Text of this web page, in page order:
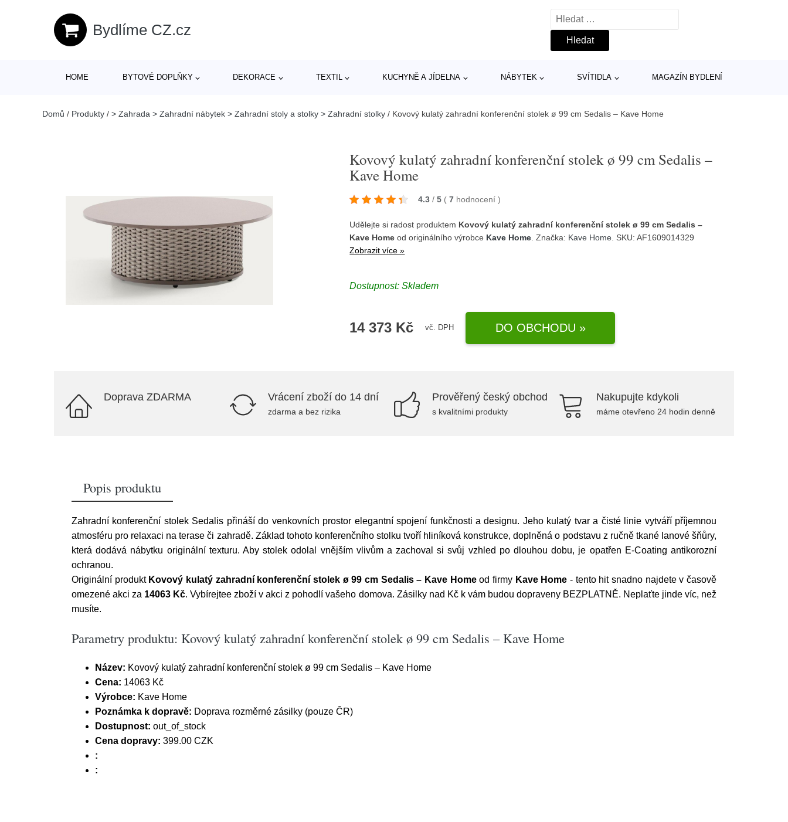
Bydlíme CZ.cz
Vyhledávání
HOME BYTOVÉ DOPLŇKY DEKORACE TEXTIL KUCHYNĚ A JÍDELNA NÁBYTEK SVÍTIDLA MAGAZÍN BYDLENÍ
Domů / Produkty / > Zahrada > Zahradní nábytek > Zahradní stoly a stolky > Zahradní stolky / Kovový kulatý zahradní konferenční stolek ø 99 cm Sedalis – Kave Home
Kovový kulatý zahradní konferenční stolek ø 99 cm Sedalis –
Kave Home
4.3 / 5 ( 7 hodnocení)
Udělejte si radost produktem Kovový kulatý zahradní konferenční stolek ø 99 cm Sedalis –
Kave Home od originálního výrobce Kave Home . Značka: Kave Home . SKU: AF1609014329
Zobrazit více »
Dostupnost:Skladem
14 373 Kč vč. DPH DO OBCHODU »
Doprava ZDARMA Vrácení zboží do 14 dní
zdarma a bez rizika
Prověřený český obchod
s kvalitními produkty
Nakupujte kdykoli
máme otevřeno 24 hodin denně
Popis produktu
Zahradní konferenční stolek Sedalis přináší do venkovních prostor elegantní spojení funkčnosti a designu. Jeho kulatý tvar a čisté linie vytváří příjemnou
atmosféru pro relaxaci na terase či zahradě. Základ tohoto konferenčního stolku tvoří hliníková konstrukce, doplněná o podstavu z ručně tkané lanové šňůry,
která dodává nábytku originální texturu. Aby stolek odolal vnějším vlivům a zachoval si svůj vzhled po dlouhou dobu, je opatřen E-Coating antikorozní
ochranou.
Originální produkt Kovový kulatý zahradní konferenční stolek ø 99 cm Sedalis – Kave Homeod firmy Kave Home - tento hit snadno najdete v časově
omezené akci za 14063 Kč. Vybírejtee zboží v akci z pohodlí vašeho domova. Zásilky nad Kč k vám budou dopraveny BEZPLATNĚ. Neplaťte jinde víc, než
musíte.
Parametry produktu: Kovový kulatý zahradní konferenční stolek ø 99 cm Sedalis – Kave Home
Název: Kovový kulatý zahradní konferenční stolek ø 99 cm Sedalis – Kave Home
Cena: 14063 Kč
Výrobce: Kave Home
Poznámka k dopravě: Doprava rozměrné zásilky (pouze ČR)
Dostupnost: out_of_stock
Cena dopravy: 399.00 CZK
:
: